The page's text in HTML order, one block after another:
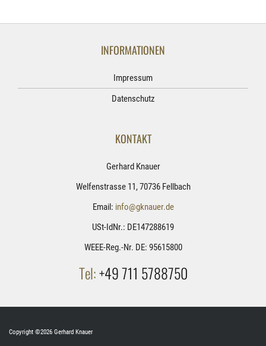
INFORMATIONEN
Impressum
Datenschutz
KONTAKT
Gerhard Knauer
Welfenstrasse 11, 70736 Fellbach
Email: info@gknauer.de
USt-IdNr.: DE147288619
WEEE-Reg.-Nr. DE: 95615800
Tel:+49 711 5788750
Copyright ©2026 Gerhard Knauer